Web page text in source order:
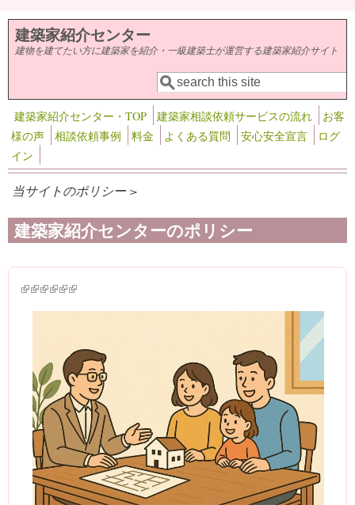
メインコンテンツに移動
建築家紹介センター
建物を建てたい方に建築家を紹介・一級建築士が運営する建築家紹介サイト
検索フォーム
検索
建築家紹介センター・TOP 建築家相談依頼サービスの流れ
お客
様の声
相談依頼事例 料金 よくある質問 安心安全宣言
ログ
イン
当サイトのポリシー >
建築家紹介センターのポリシー
(link is external)
(link is external)
(link is external)
(link is external)
(link is external)
(link is external)